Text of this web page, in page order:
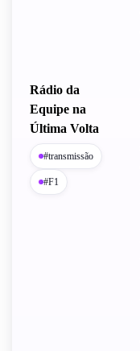
Rádio da
Equipe na
Última Volta
#transmissão
#F1